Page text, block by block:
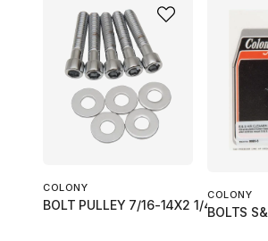
COLONY
BOLT PULLEY 7/16-14X2 1/4
COLONY
BOLTS